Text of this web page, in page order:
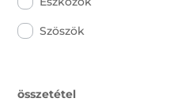
Szöszök
összetétel